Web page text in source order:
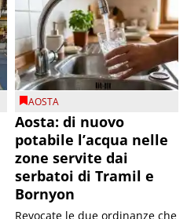
AOSTA
Aosta: di nuovo
potabile l’acqua nelle
zone servite dai
serbatoi di Tramil e
Bornyon
Revocate le due ordinanze che